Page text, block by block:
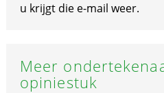
u krijgt die e-mail weer.
Meer
opiniestuk